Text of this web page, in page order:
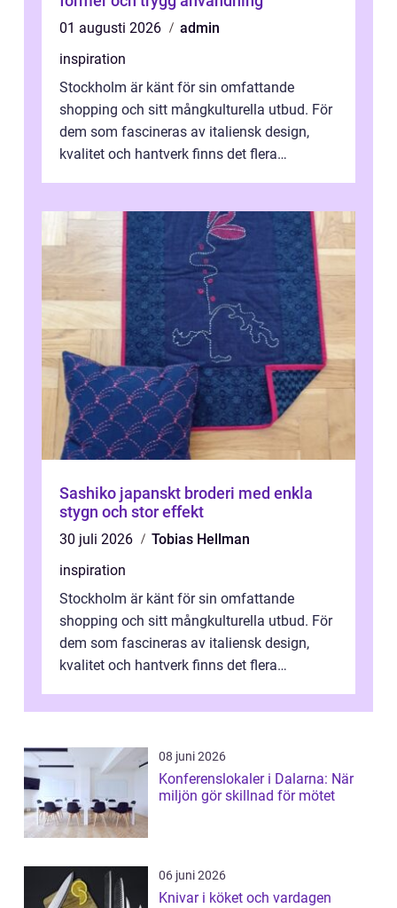
01 augusti 2026
admin
inspiration
Stockholm är känt för sin omfattande
shopping och sitt mångkulturella utbud. För
dem som fascineras av italiensk design,
kvalitet och hantverk finns det flera
Sashiko japanskt broderi med enkla
stygn och stor effekt
30 juli 2026
Tobias Hellman
inspiration
Stockholm är känt för sin omfattande
shopping och sitt mångkulturella utbud. För
dem som fascineras av italiensk design,
kvalitet och hantverk finns det flera
08 juni 2026
Konferenslokaler i Dalarna: När
miljön gör skillnad för mötet
06 juni 2026
Knivar i köket och vardagen